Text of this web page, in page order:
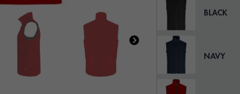
BLACK
NAVY